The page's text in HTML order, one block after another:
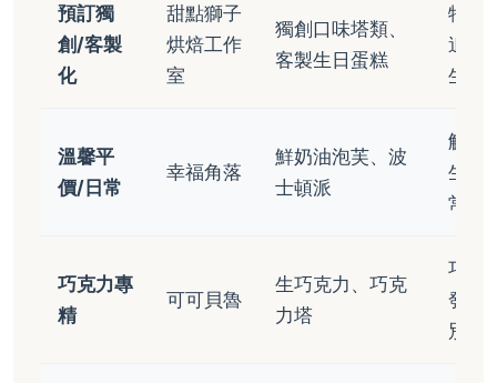
預訂獨
創/客製
化
甜點獅子
烘焙工作
室
獨創口味塔類、
客製生日蛋糕
特殊
追求
生訂
溫馨平
價/日常
幸福角落
鮮奶油泡芙、波
士頓派
解饞
生小
常點
巧克力專
精
可可貝魯
生巧克力、巧克
力塔
巧克
發作
別享